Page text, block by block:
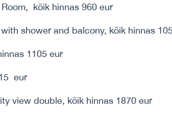
kõik hinnas 960 eur
shower and balcony, kõik hinnas
1105 eur
eur
view double, kõik hinnas 1870 eur